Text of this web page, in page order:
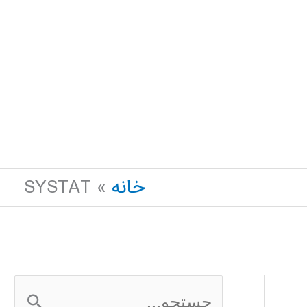
خانه
SYSTAT